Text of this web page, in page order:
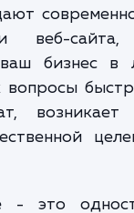
высокую
веб-
ваш
вопросы